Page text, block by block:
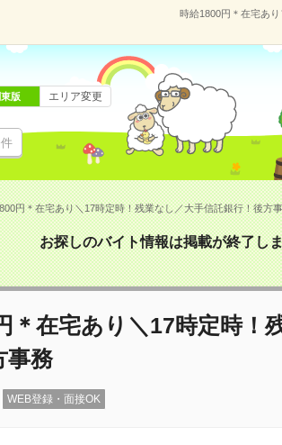
時給1800円＊在宅あ
東版 エリア変更
円＊在宅あり＼17時定時！残業なし／大手信託銀行！後方
お探しのバイト情報は掲載が終了し
＊在宅あり＼17時定時！
事務
WEB登録・面接OK